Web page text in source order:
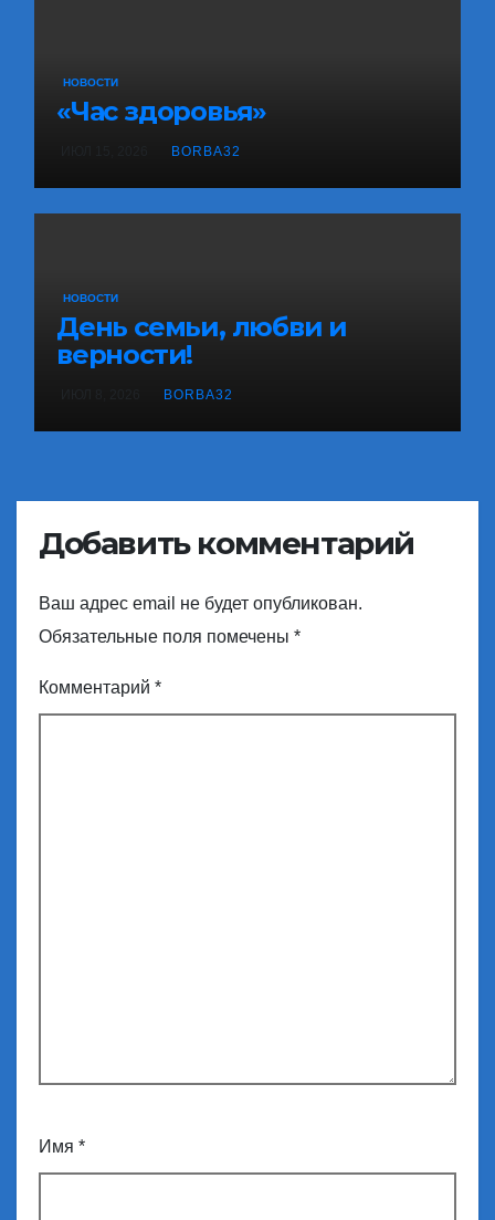
НОВОСТИ
«Час здоровья»
BORBA32
НОВОСТИ
День семьи, любви и
верности!
BORBA32
Добавить комментарий
Ваш адрес email не будет опубликован.
Обязательные поля помечены *
Комментарий *
Имя *